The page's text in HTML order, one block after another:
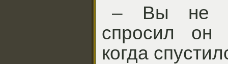
– Вы не
спросил он
когда